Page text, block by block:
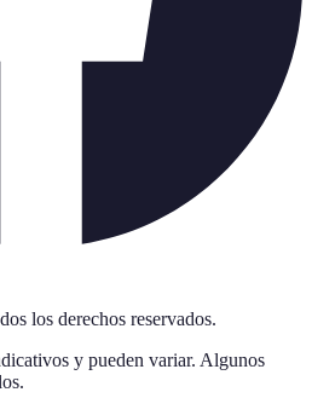
los derechos reservados.
y pueden variar. Algunos